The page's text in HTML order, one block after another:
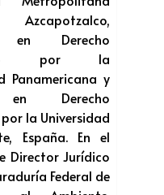
en Derecho
por la
Panamericana y
Derecho
la Universidad
España. En el
Director Jurídico
Federal de